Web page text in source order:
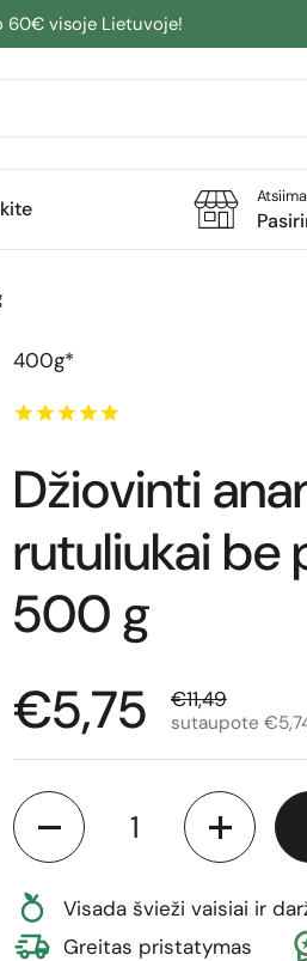
60€ visoje Lietuvoje!
400g*
Džiovinti
rutuliukai be
500 g
Normali kaina
€5,75 Išpardavimo
€11,49
sutaupote
Kiekis
Visada švieži vaisiai ir
Greitas pristatymas